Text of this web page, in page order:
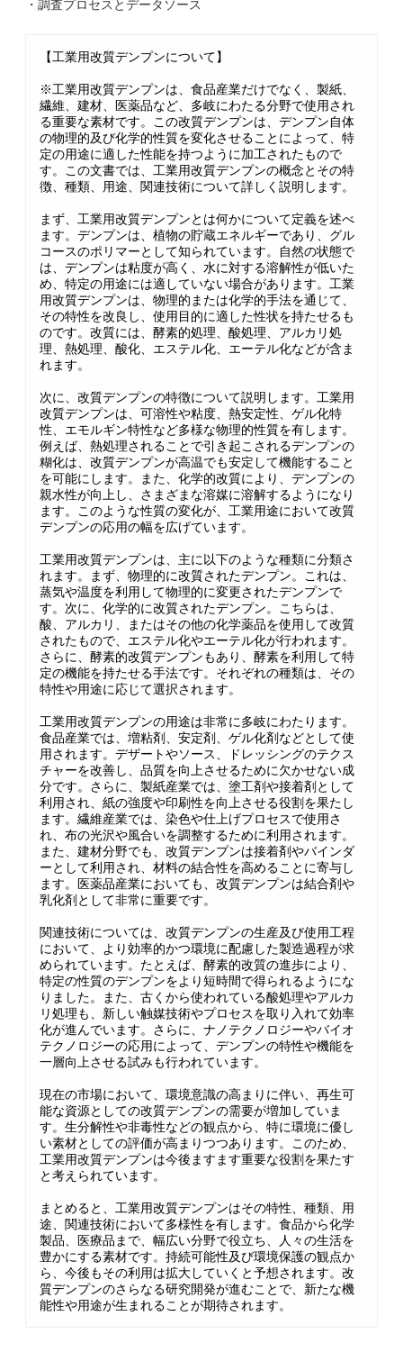
・調査プロセスとデータソース
【工業用改質デンプンについて】
※工業用改質デンプンは、食品産業だけでなく、製紙、
繊維、建材、医薬品など、多岐にわたる分野で使用され
る重要な素材です。この改質デンプンは、デンプン自体
の物理的及び化学的性質を変化させることによって、特
定の用途に適した性能を持つように加工されたもので
す。この文書では、工業用改質デンプンの概念とその特
徴、種類、用途、関連技術について詳しく説明します。
まず、工業用改質デンプンとは何かについて定義を述べ
ます。デンプンは、植物の貯蔵エネルギーであり、グル
コースのポリマーとして知られています。自然の状態で
は、デンプンは粘度が高く、水に対する溶解性が低いた
め、特定の用途には適していない場合があります。工業
用改質デンプンは、物理的または化学的手法を通じて、
その特性を改良し、使用目的に適した性状を持たせるも
のです。改質には、酵素的処理、酸処理、アルカリ処
理、熱処理、酸化、エステル化、エーテル化などが含ま
れます。
次に、改質デンプンの特徴について説明します。工業用
改質デンプンは、可溶性や粘度、熱安定性、ゲル化特
性、エモルギン特性など多様な物理的性質を有します。
例えば、熱処理されることで引き起こされるデンプンの
糊化は、改質デンプンが高温でも安定して機能すること
を可能にします。また、化学的改質により、デンプンの
親水性が向上し、さまざまな溶媒に溶解するようになり
ます。このような性質の変化が、工業用途において改質
デンプンの応用の幅を広げています。
工業用改質デンプンは、主に以下のような種類に分類さ
れます。まず、物理的に改質されたデンプン。これは、
蒸気や温度を利用して物理的に変更されたデンプンで
す。次に、化学的に改質されたデンプン。こちらは、
酸、アルカリ、またはその他の化学薬品を使用して改質
されたもので、エステル化やエーテル化が行われます。
さらに、酵素的改質デンプンもあり、酵素を利用して特
定の機能を持たせる手法です。それぞれの種類は、その
特性や用途に応じて選択されます。
工業用改質デンプンの用途は非常に多岐にわたります。
食品産業では、増粘剤、安定剤、ゲル化剤などとして使
用されます。デザートやソース、ドレッシングのテクス
チャーを改善し、品質を向上させるために欠かせない成
分です。さらに、製紙産業では、塗工剤や接着剤として
利用され、紙の強度や印刷性を向上させる役割を果たし
ます。繊維産業では、染色や仕上げプロセスで使用さ
れ、布の光沢や風合いを調整するために利用されます。
また、建材分野でも、改質デンプンは接着剤やバインダ
ーとして利用され、材料の結合性を高めることに寄与し
ます。医薬品産業においても、改質デンプンは結合剤や
乳化剤として非常に重要です。
関連技術については、改質デンプンの生産及び使用工程
において、より効率的かつ環境に配慮した製造過程が求
められています。たとえば、酵素的改質の進歩により、
特定の性質のデンプンをより短時間で得られるようにな
りました。また、古くから使われている酸処理やアルカ
リ処理も、新しい触媒技術やプロセスを取り入れて効率
化が進んでいます。さらに、ナノテクノロジーやバイオ
テクノロジーの応用によって、デンプンの特性や機能を
一層向上させる試みも行われています。
現在の市場において、環境意識の高まりに伴い、再生可
能な資源としての改質デンプンの需要が増加していま
す。生分解性や非毒性などの観点から、特に環境に優し
い素材としての評価が高まりつつあります。このため、
工業用改質デンプンは今後ますます重要な役割を果たす
と考えられています。
まとめると、工業用改質デンプンはその特性、種類、用
途、関連技術において多様性を有します。食品から化学
製品、医療品まで、幅広い分野で役立ち、人々の生活を
豊かにする素材です。持続可能性及び環境保護の観点か
ら、今後もその利用は拡大していくと予想されます。改
質デンプンのさらなる研究開発が進むことで、新たな機
能性や用途が生まれることが期待されます。